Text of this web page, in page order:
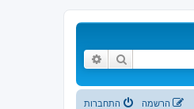
חיפוש
התחברות הרשמה